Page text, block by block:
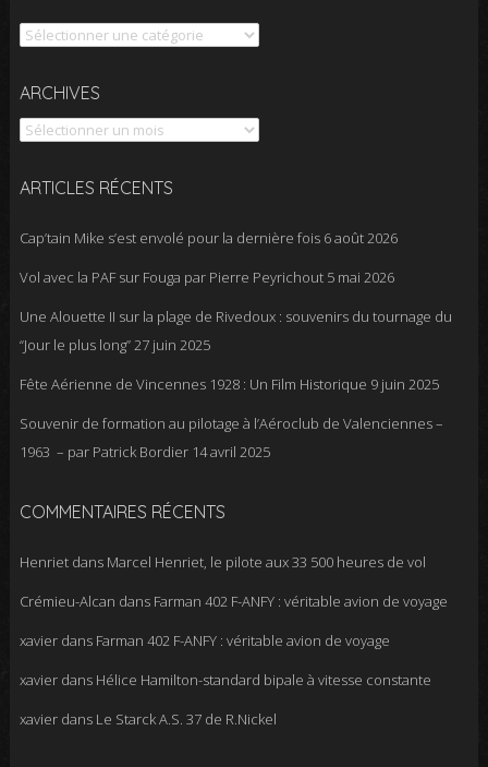
Catégories
ARCHIVES
Archives
ARTICLES RÉCENTS
Cap’tain Mike s’est envolé pour la dernière fois 6 août 2026
Vol avec la PAF sur Fouga par Pierre Peyrichout 5 mai 2026
Une Alouette II sur la plage de Rivedoux : souvenirs du tournage du
“Jour le plus long”27 juin 2025
Fête Aérienne de Vincennes 1928 : Un Film Historique 9 juin 2025
Souvenir de formation au pilotage à l’Aéroclub de Valenciennes –
1963 – par Patrick Bordier 14 avril 2025
COMMENTAIRES RÉCENTS
Henrietdans Marcel Henriet, le pilote aux 33 500 heures de vol
Crémieu-Alcan dans Farman 402 F-ANFY : véritable avion de voyage
xavierdans Farman 402 F-ANFY : véritable avion de voyage
xavierdans Hélice Hamilton-standard bipale à vitesse constante
xavierdans Le Starck A.S. 37 de R.Nickel